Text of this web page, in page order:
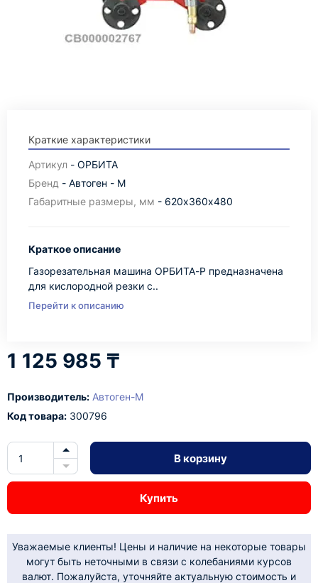
Краткие характеристики
Артикул - ОРБИТА
Бренд - Автоген - М
Габаритные размеры, мм - 620х360х480
Краткое описание
Газорезательная машина ОРБИТА-Р предназначена
для кислородной резки с..
Перейти к описанию
1 125 985 ₸
Производитель: Автоген-М
Код товара: 300796
В корзину
Купить
Уважаемые клиенты! Цены и наличие на некоторые товары
могут быть неточными в связи с колебаниями курсов
валют. Пожалуйста, уточняйте актуальную стоимость и